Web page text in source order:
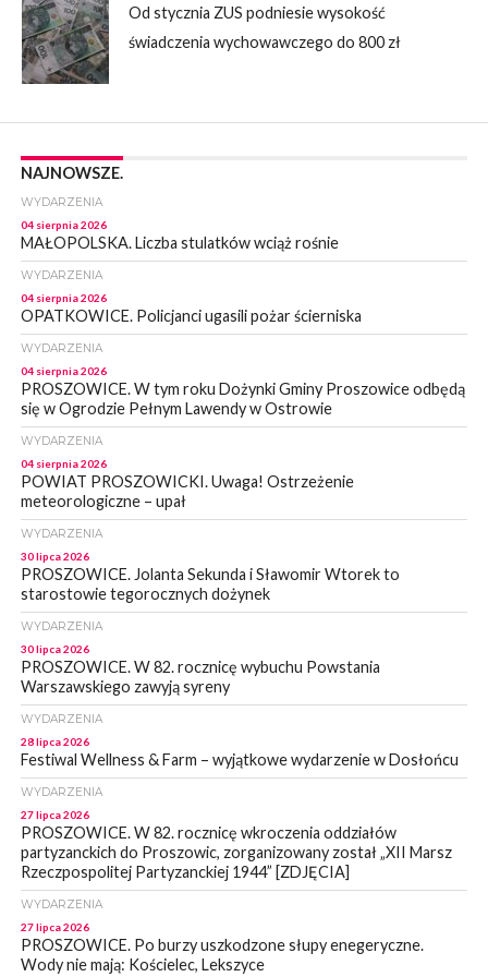
Od stycznia ZUS podniesie wysokość
świadczenia wychowawczego do 800 zł
NAJNOWSZE.
WYDARZENIA
04 sierpnia 2026
MAŁOPOLSKA. Liczba stulatków wciąż rośnie
WYDARZENIA
04 sierpnia 2026
OPATKOWICE. Policjanci ugasili pożar ścierniska
WYDARZENIA
04 sierpnia 2026
PROSZOWICE. W tym roku Dożynki Gminy Proszowice odbędą
się w Ogrodzie Pełnym Lawendy w Ostrowie
WYDARZENIA
04 sierpnia 2026
POWIAT PROSZOWICKI. Uwaga! Ostrzeżenie
meteorologiczne – upał
WYDARZENIA
30 lipca 2026
PROSZOWICE. Jolanta Sekunda i Sławomir Wtorek to
starostowie tegorocznych dożynek
WYDARZENIA
30 lipca 2026
PROSZOWICE. W 82. rocznicę wybuchu Powstania
Warszawskiego zawyją syreny
WYDARZENIA
28 lipca 2026
Festiwal Wellness & Farm – wyjątkowe wydarzenie w Dosłońcu
WYDARZENIA
27 lipca 2026
PROSZOWICE. W 82. rocznicę wkroczenia oddziałów
partyzanckich do Proszowic, zorganizowany został „XII Marsz
Rzeczpospolitej Partyzanckiej 1944” [ZDJĘCIA]
WYDARZENIA
27 lipca 2026
PROSZOWICE. Po burzy uszkodzone słupy enegeryczne.
Wody nie mają: Kościelec, Lekszyce